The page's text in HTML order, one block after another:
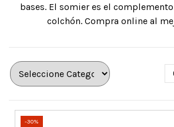
bases. El somier es el
colchón. Compra online al
-30%